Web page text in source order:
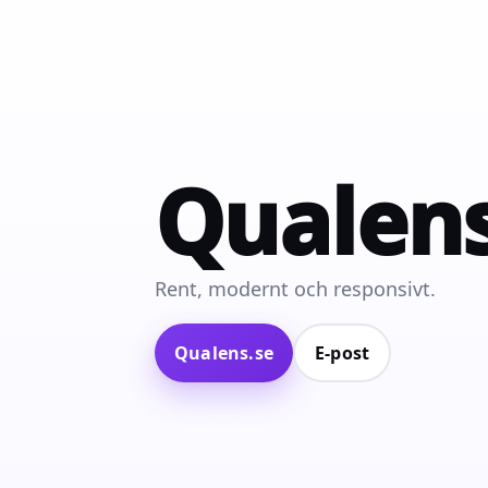
Rent, modernt och responsivt.
Qualens.se E‑post